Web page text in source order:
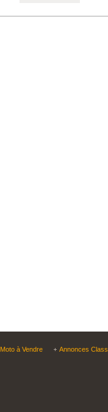
Moto à Vendre
Annonces